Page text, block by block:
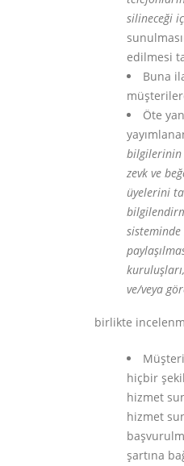
silineceği
edilmesi
Buna
Öte
bilgilerinin
zevk ve
üyelerini
ve/veya
birlikte
hiçbir
hizmet
hizmet
şartına